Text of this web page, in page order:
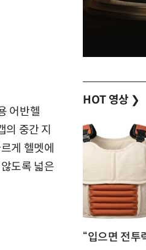
어반헬
중간 지
게 헬멧에
도록 넓은
HOT 영상 ❯